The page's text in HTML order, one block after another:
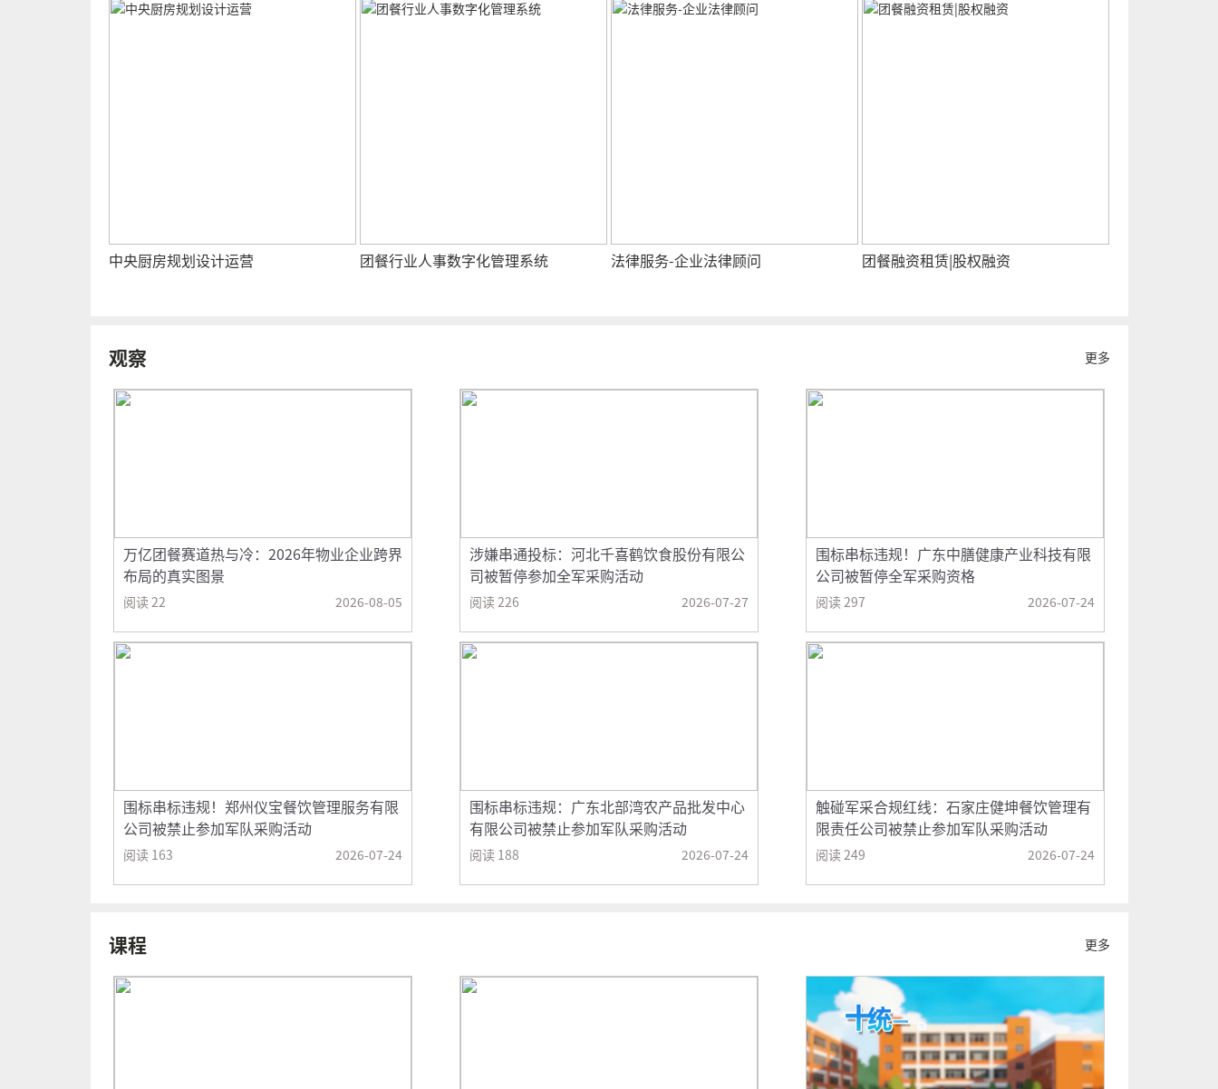
中央厨房规划设计运营 团餐行业人事数字化管理系统 法律服务-企业法律顾问 团餐融资租赁|股权融资
观察 更多
万亿团餐赛道热与冷：2026年物业企业跨界
布局的真实图景
阅读 22 2026-08-05
涉嫌串通投标：河北千喜鹤饮食股份有限公
司被暂停参加全军采购活动
阅读 226 2026-07-27
围标串标违规！广东中膳健康产业科技有限
公司被暂停全军采购资格
阅读 297 2026-07-24
围标串标违规！郑州仪宝餐饮管理服务有限
公司被禁止参加军队采购活动
阅读 163 2026-07-24
围标串标违规：广东北部湾农产品批发中心
有限公司被禁止参加军队采购活动
阅读 188 2026-07-24
触碰军采合规红线：石家庄健坤餐饮管理有
限责任公司被禁止参加军队采购活动
阅读 249 2026-07-24
课程 更多